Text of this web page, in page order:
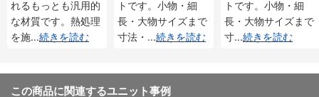
れるもっとも汎用的
な材質です。熱処理
を施...続きを読む
トです。小物・細
長・大物サイズまで
寸法・ ...続きを読む
トです。小物・細
長・大物サイズまで
寸...続きを読む
この商品に関連するユニット事例